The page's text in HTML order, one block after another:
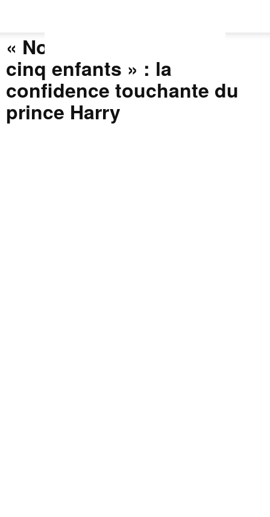
« Nous avons en réalité
cinq enfants » : la
confidence touchante du
prince Harry